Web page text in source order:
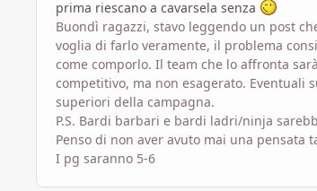
prima riescano a cavarsela senza
Buondì ragazzi, stavo leggendo un post
voglia di farlo veramente, il problema
come comporlo. Il team che lo affronta
competitivo, ma non esagerato.
superiori della campagna.
P.S. Bardi barbari e bardi ladri/ninja
Penso di non aver avuto mai una
I pg saranno 5-6